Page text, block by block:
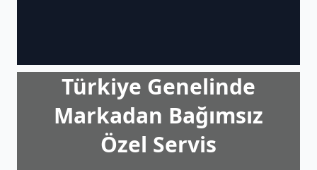
Türkiye Genelinde
Markadan Bağımsız
Özel Servis